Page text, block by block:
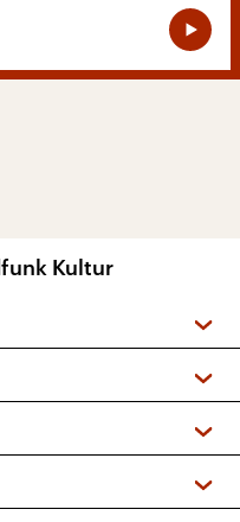
Kultur